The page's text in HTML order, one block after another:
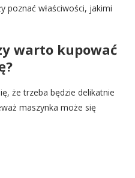
poznać właściwości, jakimi
warto kupować
że trzeba będzie delikatnie
maszynka może się